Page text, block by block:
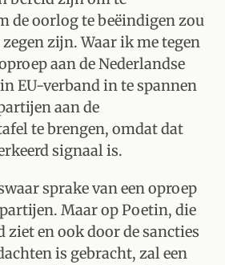
de oorlog te beëindigen zou
zijn. Waar ik me tegen
aan de Nederlandse
EU-verband in te spannen
aan de
te brengen, omdat dat
signaal is.
sprake van een oproep
Maar op Poetin, die
ziet en ook door de sancties
is gebracht, zal een